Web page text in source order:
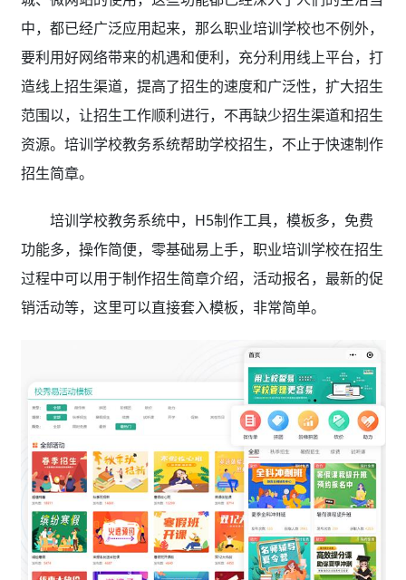
中，都已经广泛应用起来，那么职业培训学校也不例外，
要利用好网络带来的机遇和便利，充分利用线上平台，打
造线上招生渠道，提高了招生的速度和广泛性，扩大招生
范围以，让招生工作顺利进行，不再缺少招生渠道和招生
资源。培训学校教务系统帮助学校招生，不止于快速制作
招生简章。
培训学校教务系统中，H5制作工具，模板多，免费
功能多，操作简便，零基础易上手，职业培训学校在招生
过程中可以用于制作招生简章介绍，活动报名，最新的促
销活动等，这里可以直接套入模板，非常简单。